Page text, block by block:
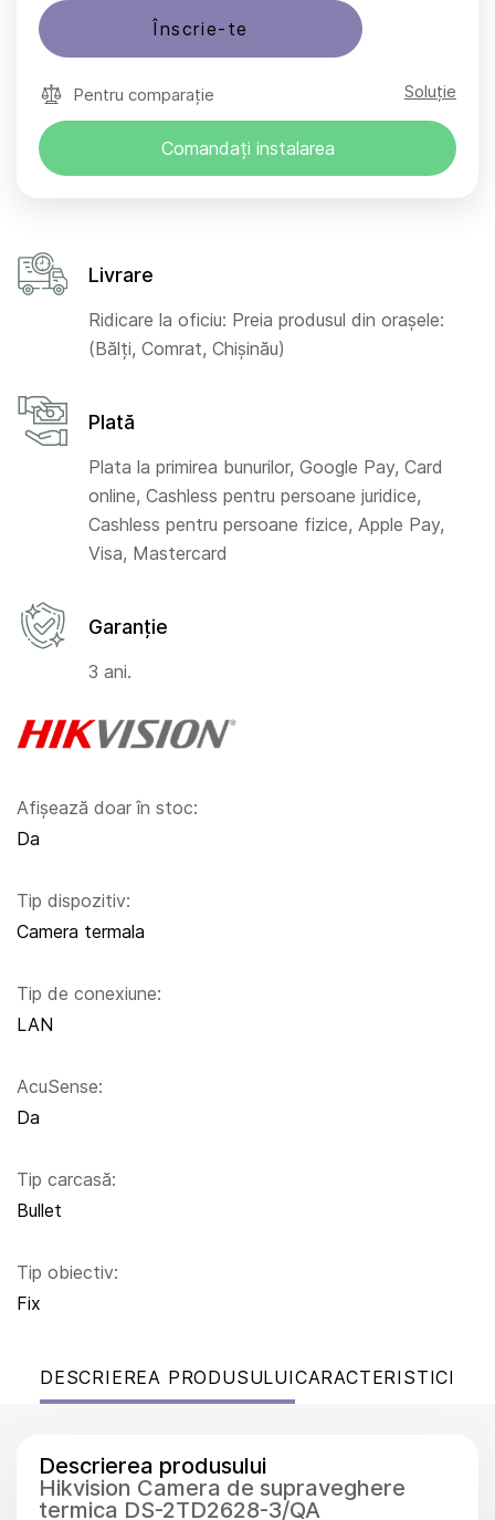
Afișează doar în stoc:
Da
Tip dispozitiv:
Camera termala
Tip de conexiune:
LAN
AcuSense:
Da
Tip carcasă:
Bullet
Tip obiectiv:
Fix
Înscrie-te
Pentru comparație Soluție
Comandați instalarea
Livrare
Ridicare la oficiu: Preia produsul din orașele:
(Bălți, Comrat, Chișinău)
Plată
Plata la primirea bunurilor, Google Pay, Card
online, Cashless pentru persoane juridice,
Cashless pentru persoane fizice, Apple Pay,
Visa, Mastercard
Garanție
3 ani.
DESCRIEREA PRODUSULUICARACTERISTICI
Descrierea produsului
Hikvision Camera de supraveghere
termica DS-2TD2628-3/QA